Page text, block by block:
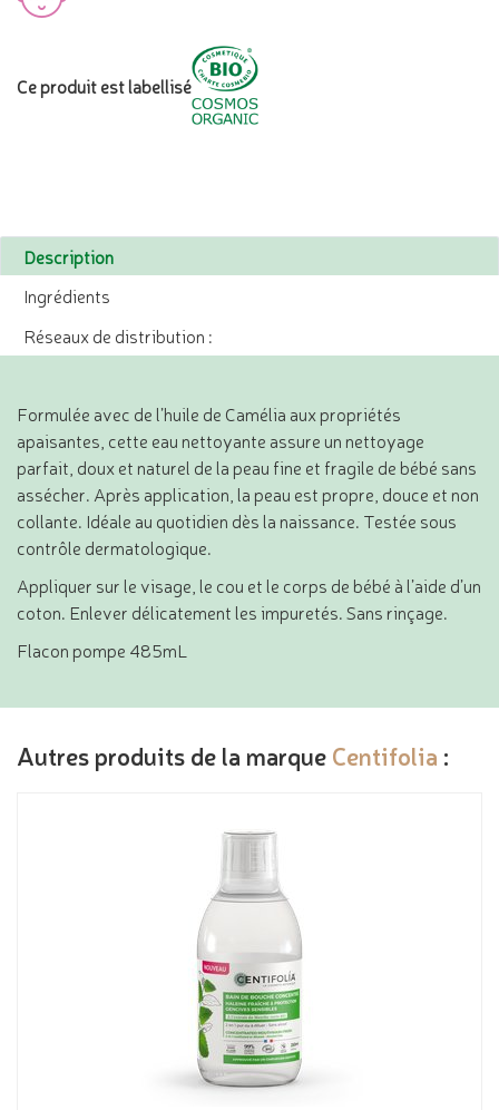
Ce produit est labellisé
Description
Ingrédients
Réseaux de distribution :
Formulée avec de l’huile de Camélia aux propriétés
apaisantes, cette eau nettoyante assure un nettoyage
parfait, doux et naturel de la peau fine et fragile de bébé sans
assécher. Après application, la peau est propre, douce et non
collante. Idéale au quotidien dès la naissance. Testée sous
contrôle dermatologique.
Appliquer sur le visage, le cou et le corps de bébé à l’aide d’un
coton. Enlever délicatement les impuretés. Sans rinçage.
Flacon pompe 485mL
Autres produits de la marque Centifolia :